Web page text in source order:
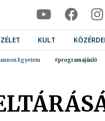
KULT
Egyetem #programajánló